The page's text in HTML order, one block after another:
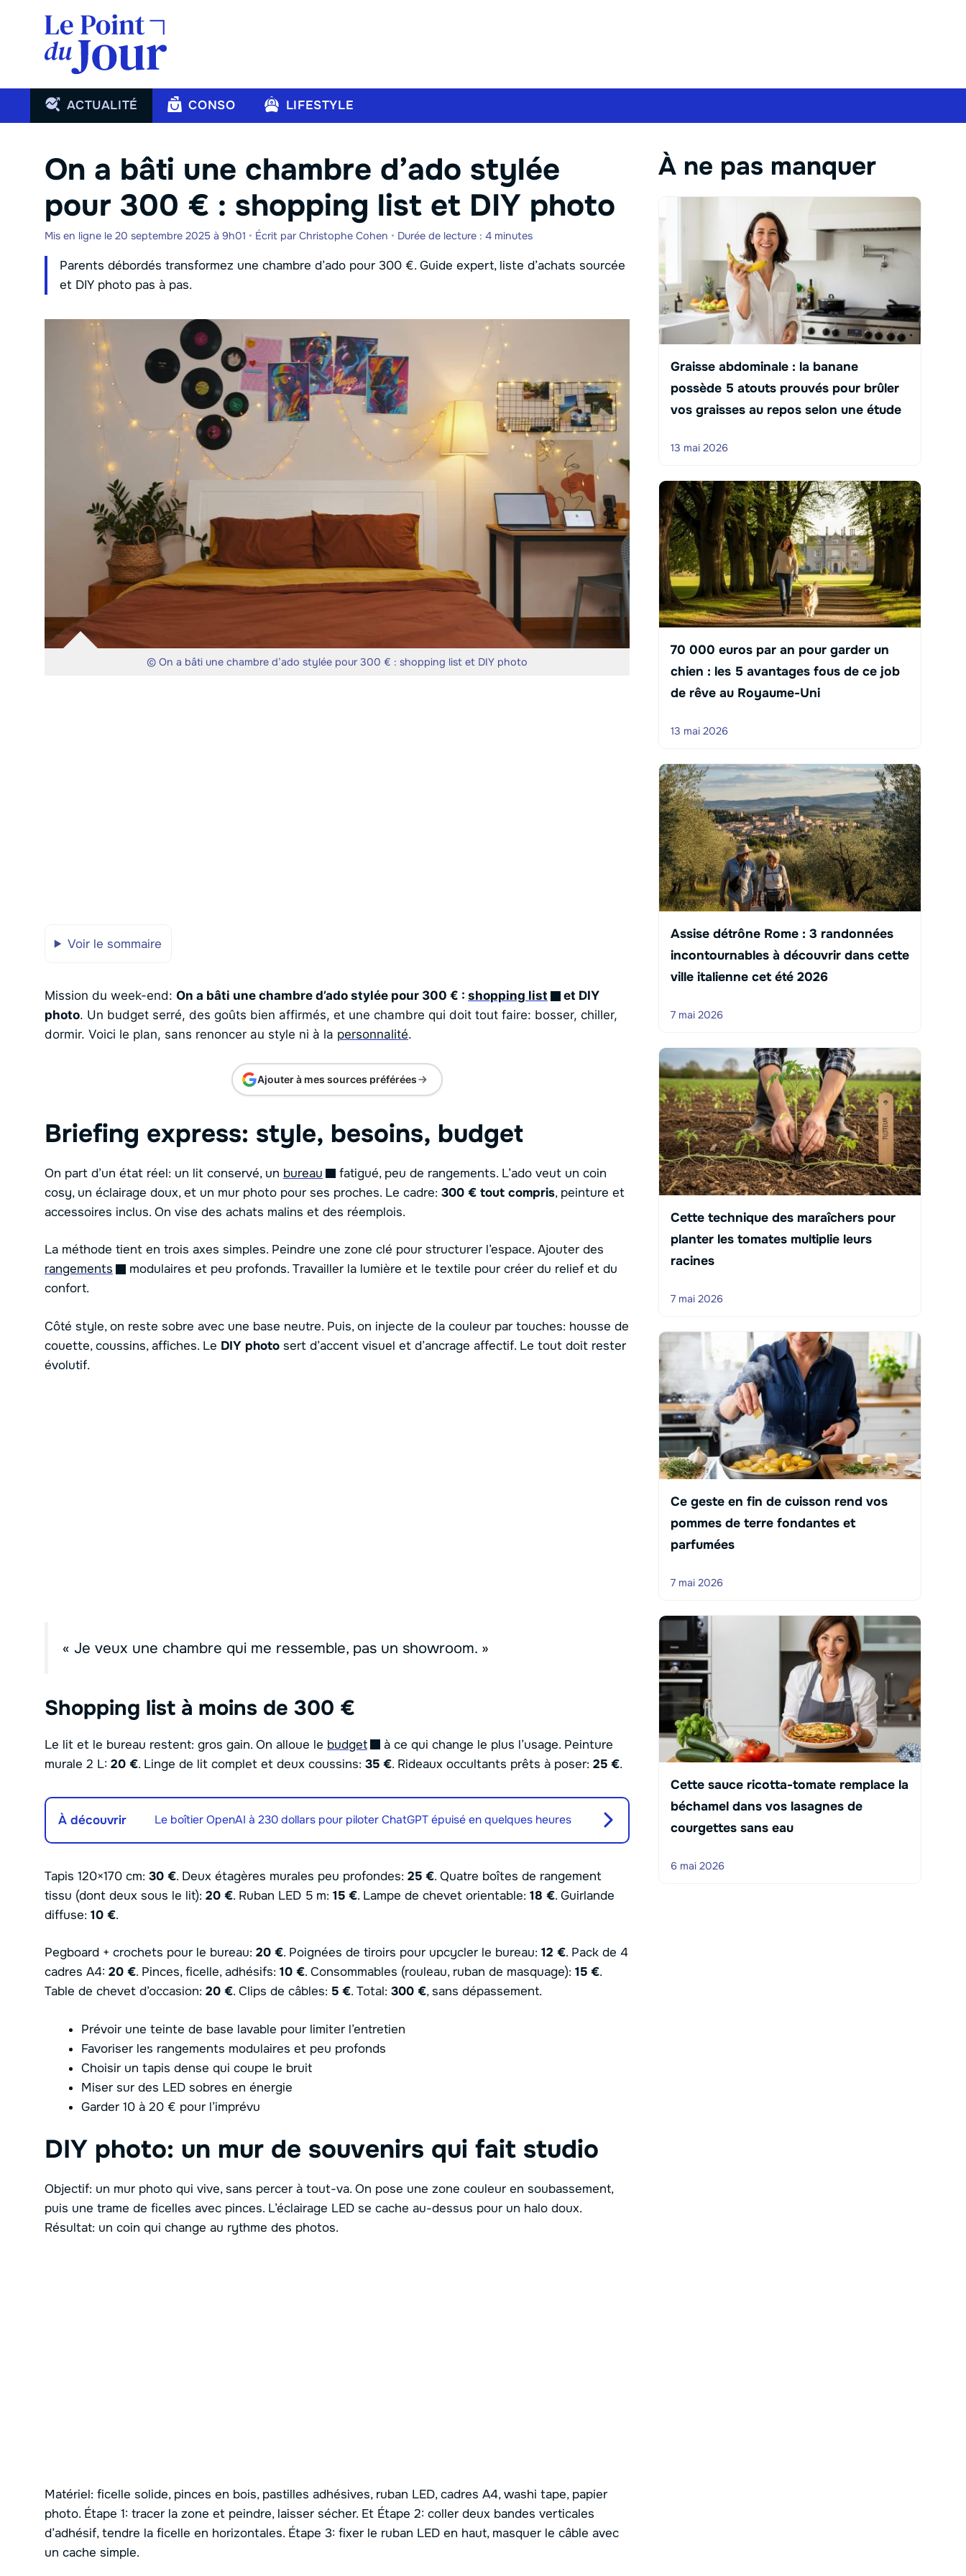
contenu
ACTUALITÉ CONSO LIFESTYLE
On a bâti une chambre d’ado stylée
pour 300 € : shopping list et DIY photo
Mis en ligne le 20 septembre 2025 à 9h01 • Écrit par Christophe Cohen • Durée de lecture : 4 minutes
Parents débordés transformez une chambre d’ado pour 300 €. Guide expert, liste d’achats sourcée
et DIY photo pas à pas.
© On a bâti une chambre d’ado stylée pour 300 € : shopping list et DIY photo
Voir le sommaire
Mission du week-end: On a bâti une chambre d’ado stylée pour 300 € : shopping list
et DIY
photo. Un budget serré, des goûts bien affirmés, et une chambre qui doit tout faire: bosser, chiller,
dormir. Voici le plan, sans renoncer au style ni à la personnalité.
Ajouter à mes sources préférées
Briefing express: style, besoins, budget
On part d’un état réel: un lit conservé, un bureau
fatigué, peu de rangements. L’ado veut un coin
cosy, un éclairage doux, et un mur photo pour ses proches. Le cadre: 300 € tout compris, peinture et
accessoires inclus. On vise des achats malins et des réemplois.
La méthode tient en trois axes simples. Peindre une zone clé pour structurer l’espace. Ajouter des
rangements
modulaires et peu profonds. Travailler la lumière et le textile pour créer du relief et du
confort.
Côté style, on reste sobre avec une base neutre. Puis, on injecte de la couleur par touches: housse de
couette, coussins, affiches. Le DIY photo sert d’accent visuel et d’ancrage affectif. Le tout doit rester
évolutif.
« Je veux une chambre qui me ressemble, pas un showroom. »
Shopping list à moins de 300 €
Le lit et le bureau restent: gros gain. On alloue le budget
à ce qui change le plus l’usage. Peinture
murale 2 L: 20 €. Linge de lit complet et deux coussins: 35 €. Rideaux occultants prêts à poser: 25 €.
À découvrir Le boîtier OpenAI à 230 dollars pour piloter ChatGPT épuisé en quelques heures
Tapis 120×170 cm: 30 €. Deux étagères murales peu profondes: 25 €. Quatre boîtes de rangement
tissu (dont deux sous le lit): 20 €. Ruban LED 5 m: 15 €. Lampe de chevet orientable: 18 €. Guirlande
diffuse: 10 €.
Pegboard + crochets pour le bureau: 20 €. Poignées de tiroirs pour upcycler le bureau: 12 €. Pack de 4
cadres A4: 20 €. Pinces, ficelle, adhésifs: 10 €. Consommables (rouleau, ruban de masquage): 15 €.
Table de chevet d’occasion: 20 €. Clips de câbles: 5 €. Total: 300 €, sans dépassement.
Prévoir une teinte de base lavable pour limiter l’entretien
Favoriser les rangements modulaires et peu profonds
Choisir un tapis dense qui coupe le bruit
Miser sur des LED sobres en énergie
Garder 10 à 20 € pour l’imprévu
DIY photo: un mur de souvenirs qui fait studio
Objectif: un mur photo qui vive, sans percer à tout-va. On pose une zone couleur en soubassement,
puis une trame de ficelles avec pinces. L’éclairage LED se cache au-dessus pour un halo doux.
Résultat: un coin qui change au rythme des photos.
Matériel: ficelle solide, pinces en bois, pastilles adhésives, ruban LED, cadres A4, washi tape, papier
photo. Étape 1: tracer la zone et peindre, laisser sécher. Et Étape 2: coller deux bandes verticales
d’adhésif, tendre la ficelle en horizontales. Étape 3: fixer le ruban LED en haut, masquer le câble avec
un cache simple.
À ne pas manquer
Graisse abdominale : la banane
possède 5 atouts prouvés pour brûler
vos graisses au repos selon une étude
13 mai 2026
70 000 euros par an pour garder un
chien : les 5 avantages fous de ce job
de rêve au Royaume-Uni
13 mai 2026
Assise détrône Rome : 3 randonnées
incontournables à découvrir dans cette
ville italienne cet été 2026
7 mai 2026
Cette technique des maraîchers pour
planter les tomates multiplie leurs
racines
7 mai 2026
Ce geste en fin de cuisson rend vos
pommes de terre fondantes et
parfumées
7 mai 2026
Cette sauce ricotta-tomate remplace la
béchamel dans vos lasagnes de
courgettes sans eau
6 mai 2026